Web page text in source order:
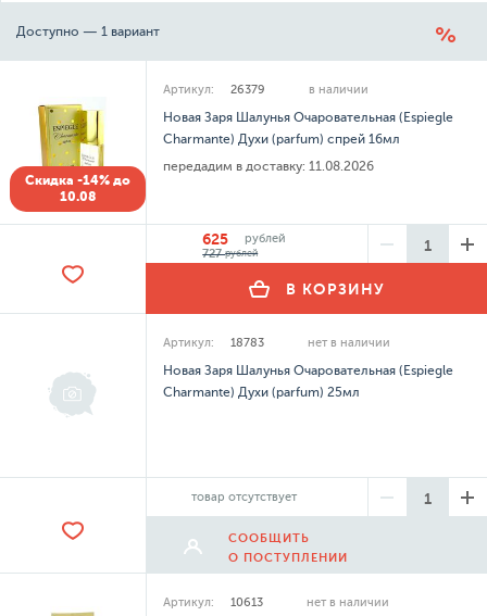
Доступно — 1 вариант
Скидка -14% до
10.08
Артикул: 26379 в наличии
Новая Заря Шалунья Очаровательная (Espiegle
Charmante) Духи (parfum) спрей 16мл
передадим в доставку: 11.08.2026
625
рублей
727рублей
В КОРЗИНУ
Артикул: 18783 нет в наличии
Новая Заря Шалунья Очаровательная (Espiegle
Charmante) Духи (parfum) 25мл
товар отсутствует
СООБЩИТЬ
О ПОСТУПЛЕНИИ
Артикул: 10613 нет в наличии